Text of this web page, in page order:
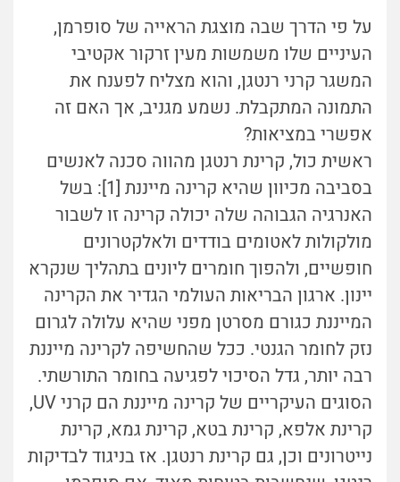
על פי הדרך שבה מוצגת הראייה של סופרמן,
העיניים שלו משמשות מעין זרקור אקטיבי
המשגר קרני רנטגן, והוא מצליח לפענח את
התמונה המתקבלת. נשמע מגניב, אך האם זה
אפשרי במציאות?
ראשית כול, קרינת רנטגן מהווה סכנה לאנשים
בסביבה מכיוון שהיא קרינה מייננת [1]: בשל
האנרגיה הגבוהה שלה יכולה קרינה זו לשבור
מולקולות לאטומים בודדים ולאלקטרונים
חופשיים, ולהפוך חומרים ליונים בתהליך שנקרא
יינון. ארגון הבריאות העולמי הגדיר את הקרינה
המייננת כגורם מסרטן מפני שהיא עלולה לגרום
נזק לחומר הגנטי. ככל שהחשיפה לקרינה מייננת
רבה יותר, גדל הסיכוי לפגיעה בחומר התורשתי.
הסוגים העיקריים של קרינה מייננת הם קרני UV,
קרינת אלפא, קרינת בטא, קרינת גמא, קרינת
נייטרונים וכן, גם קרינת רנטגן. אז בניגוד לבדיקות